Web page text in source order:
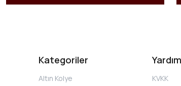
Kategoriler
Altın Kolye
Yardım
KVKK